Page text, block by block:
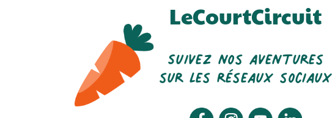
LeCourtCircuit
Suivez nos aventures
sur les réseaux sociaux